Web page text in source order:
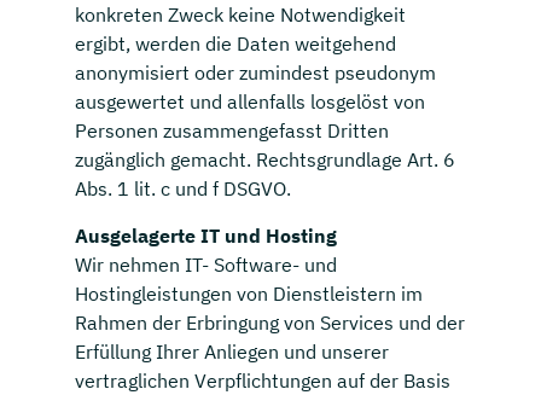
konkreten Zweck keine Notwendigkeit
ergibt, werden die Daten weitgehend
anonymisiert oder zumindest pseudonym
ausgewertet und allenfalls losgelöst von
Personen zusammengefasst Dritten
zugänglich gemacht. Rechtsgrundlage Art. 6
Abs. 1 lit. c und f DSGVO.
Ausgelagerte IT und Hosting
Wir nehmen IT- Software- und
Hostingleistungen von Dienstleistern im
Rahmen der Erbringung von Services und der
Erfüllung Ihrer Anliegen und unserer
vertraglichen Verpflichtungen auf der Basis